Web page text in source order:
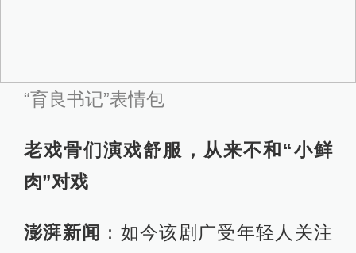
“育良书记”表情包
老戏骨们演戏舒服，从来不和“小鲜
肉”对戏
澎湃新闻 ：如今该剧广受年轻人关注